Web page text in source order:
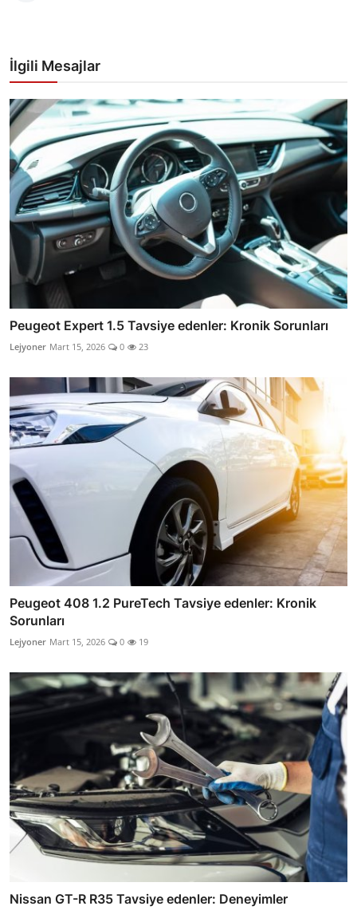
İlgili Mesajlar
Peugeot Expert 1.5 Tavsiye edenler: Kronik Sorunları
Lejyoner Mart 15, 2026 0 23
Peugeot 408 1.2 PureTech Tavsiye edenler: Kronik
Sorunları
Lejyoner Mart 15, 2026 0 19
Nissan GT-R R35 Tavsiye edenler: Deneyimler